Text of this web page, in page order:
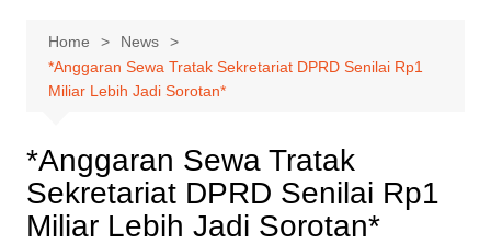
Home
News
*Anggaran Sewa Tratak Sekretariat DPRD Senilai Rp1
Miliar Lebih Jadi Sorotan*
*Anggaran Sewa Tratak
Sekretariat DPRD Senilai Rp1
Miliar Lebih Jadi Sorotan*